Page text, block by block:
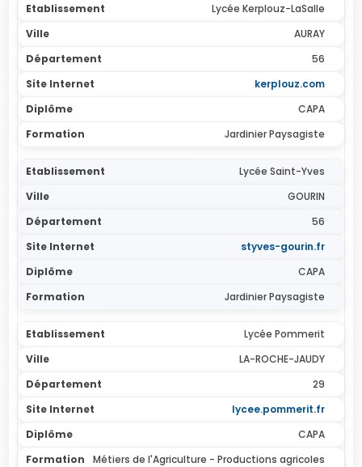
Lycée Kerplouz-LaSalle
AURAY
56
kerplouz.com
CAPA
Jardinier Paysagiste
Lycée Saint-Yves
GOURIN
56
styves-gourin.fr
CAPA
Jardinier Paysagiste
Lycée Pommerit
LA-ROCHE-JAUDY
29
lycee.pommerit.fr
CAPA
Métiers de l'Agriculture - Productions agricoles